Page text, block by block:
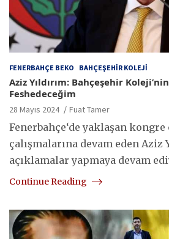
FENERBAHÇE BEKO BAHÇEŞEHIR KOLEJI
Aziz Yıldırım: Bahçeşehir
Feshedeceğim
28 Mayıs 2024 Fuat Tamer
Fenerbahçe‘de yaklaşan
çalışmalarına devam eden Aziz
açıklamalar yapmaya devam
Continue Reading